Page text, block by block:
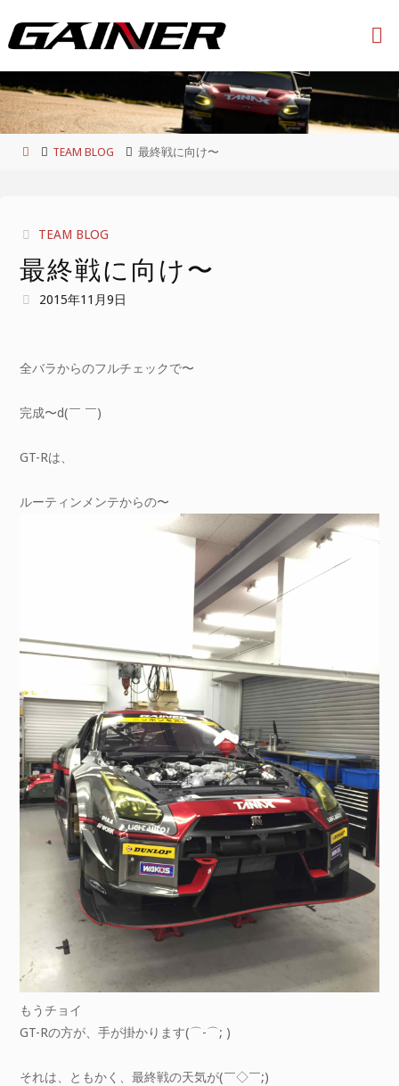
ツ
へ
ホ
TEAM BLOG 最終戦に向け〜
TEAM BLOG
最終戦に向け〜
2015年11月9日
全バラからのフルチェックで〜
完成〜d(￣ ￣)
GT-Rは、
ルーティンメンテからの〜
もうチョイ
GT-Rの方が、手が掛かります(⌒-⌒; )
それは、ともかく、最終戦の天気が(￣◇￣;)